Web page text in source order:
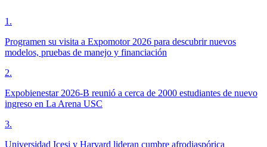
1 .
Programen su visita a Expomotor 2026 para descubrir nuevos
modelos, pruebas de manejo y financiación
2.
Expobienestar 2026-B reunió a cerca de 2000 estudiantes de nuevo
ingreso en La Arena USC
3.
Universidad Icesi y Harvard lideran cumbre afrodiaspórica